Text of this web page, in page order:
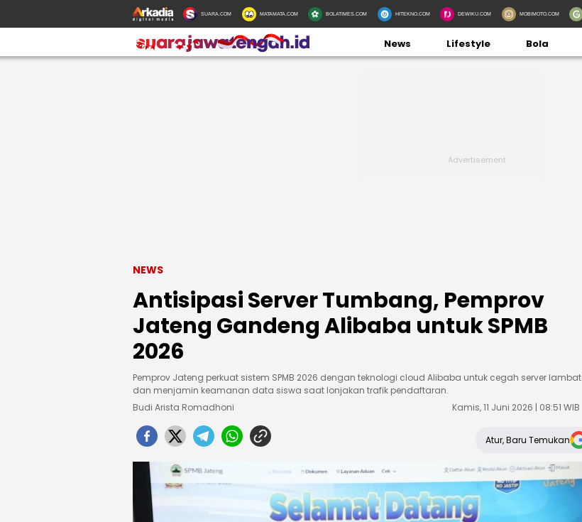
SUARA.COM MATAMATA.COM BOLATIMES.COM HITEKNO.COM DEWIKU.COM MOBIMOTO.COM
News Lifestyle Bola
NEWS
Antisipasi Server Tumbang, Pemprov
Jateng Gandeng Alibaba untuk SPMB
2026
Pemprov Jateng perkuat sistem SPMB 2026 dengan teknologi cloud Alibaba untuk cegah server lambat
dan menjamin keamanan data siswa saat lonjakan trafik pendaftaran.
Budi Arista Romadhoni
Kamis, 11 Juni 2026 | 08:51 WIB
Atur, Baru Temukan